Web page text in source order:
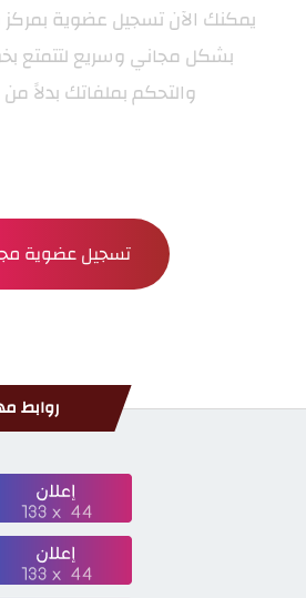
يمكنك الآن تسجيل عضوية بمركز
بشكل مجاني وسريع لتتمتع
والتحكم بملفاتك بدلاً من
تسجيل عضوية
روابط